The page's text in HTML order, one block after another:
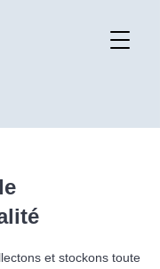
et stockons toute